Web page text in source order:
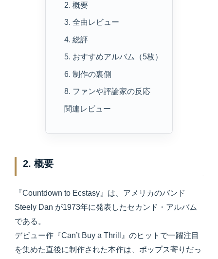
2. 概要
3. 全曲レビュー
4. 総評
5. おすすめアルバム（5枚）
6. 制作の裏側
8. ファンや評論家の反応
関連レビュー
2. 概要
『Countdown to Ecstasy』は、アメリカのバンド
Steely Dan が1973年に発表したセカンド・アルバム
である。
デビュー作『Can’t Buy a Thrill』のヒットで一躍注目
を集めた直後に制作された本作は、ポップス寄りだっ